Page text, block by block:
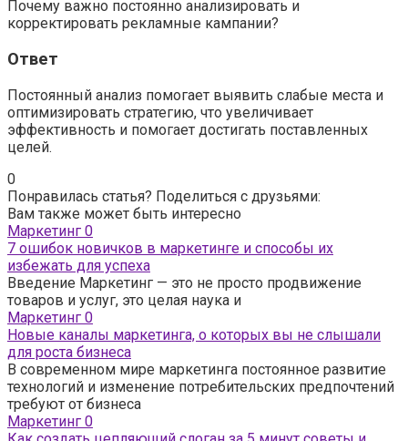
Почему важно постоянно анализировать и
корректировать рекламные кампании?
Ответ
Постоянный анализ помогает выявить слабые места и
оптимизировать стратегию, что увеличивает
эффективность и помогает достигать поставленных
целей.
0
Понравилась статья? Поделиться с друзьями:
Вам также может быть интересно
Маркетинг 0
7 ошибок новичков в маркетинге и способы их
избежать для успеха
Введение Маркетинг — это не просто продвижение
товаров и услуг, это целая наука и
Маркетинг 0
Новые каналы маркетинга, о которых вы не слышали
для роста бизнеса
В современном мире маркетинга постоянное развитие
технологий и изменение потребительских предпочтений
требуют от бизнеса
Маркетинг 0